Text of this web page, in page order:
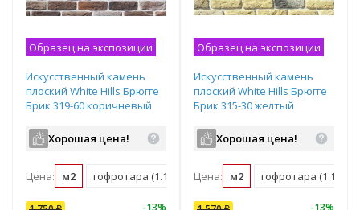
Образец на экспозиции
Искусственный камень
плоский White Hills Брюгге
Брик 319-60 коричневый
Хорошая цена!
Цена: м2 гофротара (1.16 м2) мастербокс (38 м2)
-13%
Образец на экспозиции
Искусственный камень
плоский White Hills Брюгге
Брик 315-30 желтый
Хорошая цена!
Цена: м2 гофротара (1.16 м2)
7% - -13%